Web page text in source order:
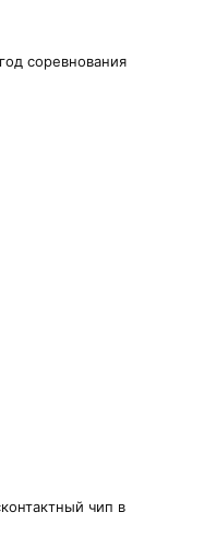
соревнования
чип в